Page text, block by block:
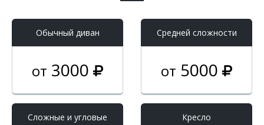
Обычный диван
от 3000
Средней сложности
от 5000
Cложные и угловые Кресло